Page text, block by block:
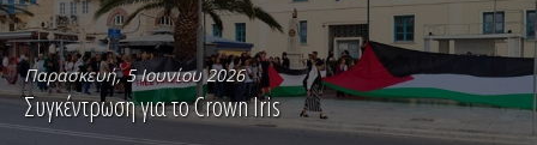
Παρασκευή, 5 Ιουνίου 2026
Συγκέντρωση για το Crown Iris